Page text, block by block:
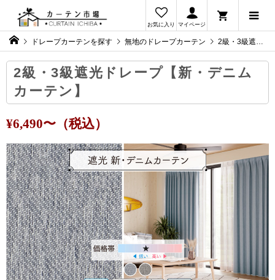
お気に入り マイページ
ドレープカーテンを探す 無地のドレープカーテン 2級・3級遮光ドレープ【新・デニムカーテン】
2級・3級遮光ドレープ【新・デニム
カーテン】
¥6,490〜（税込）